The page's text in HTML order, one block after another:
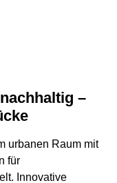
urbanen Raum mit
für
Innovative